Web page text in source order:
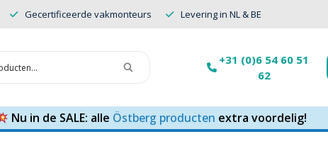
Gecertificeerde vakmonteurs Levering in NL & BE
+31 (0)6 54 60 51
62
Nu in de SALE: alle Östberg producten extra voordelig!